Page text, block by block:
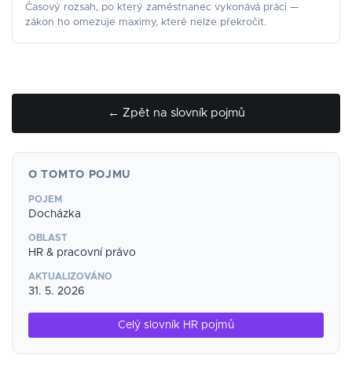
Časový rozsah, po který zaměstnanec vykonává práci —
zákon ho omezuje maximy, které nelze překročit.
← Zpět na slovník pojmů
O TOMTO POJMU
POJEM
Docházka
OBLAST
HR & pracovní právo
AKTUALIZOVÁNO
31. 5. 2026
Celý slovník HR pojmů